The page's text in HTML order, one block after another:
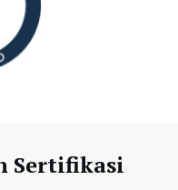
Sertifikasi